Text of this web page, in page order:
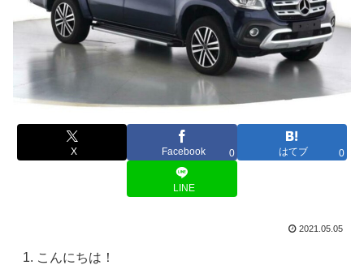
X Facebook 0 はてブ 0
LINE
2021.05.05
こんにちは！